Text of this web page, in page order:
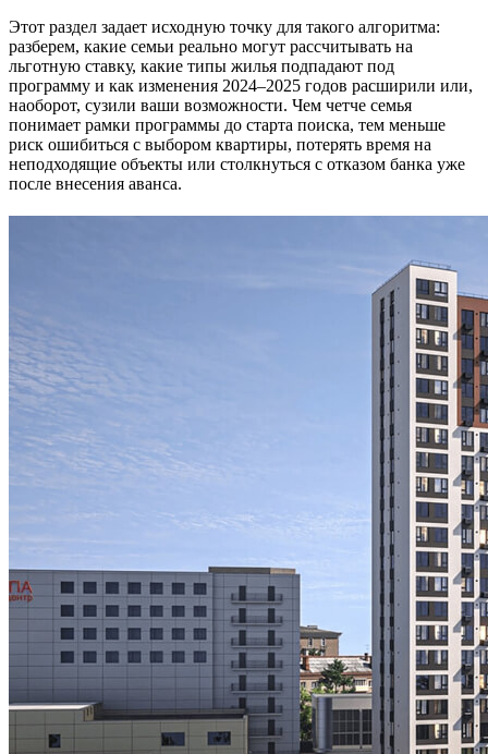
Этот раздел задает исходную точку для такого алгоритма:
разберем, какие семьи реально могут рассчитывать на
льготную ставку, какие типы жилья подпадают под
программу и как изменения 2024–2025 годов расширили или,
наоборот, сузили ваши возможности. Чем четче семья
понимает рамки программы до старта поиска, тем меньше
риск ошибиться с выбором квартиры, потерять время на
неподходящие объекты или столкнуться с отказом банка уже
после внесения аванса.